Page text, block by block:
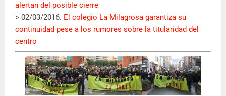
alertan del posible cierre
> 02/03/2016. El colegio La Milagrosa garantiza su
continuidad pese a los rumores sobre la titularidad del
centro